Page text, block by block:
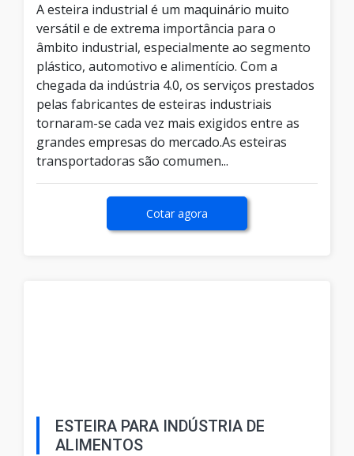
A esteira industrial é um maquinário muito
versátil e de extrema importância para o
âmbito industrial, especialmente ao segmento
plástico, automotivo e alimentício. Com a
chegada da indústria 4.0, os serviços prestados
pelas fabricantes de esteiras industriais
tornaram-se cada vez mais exigidos entre as
grandes empresas do mercado.As esteiras
transportadoras são comumen...
Cotar agora
ESTEIRA PARA INDÚSTRIA DE
ALIMENTOS